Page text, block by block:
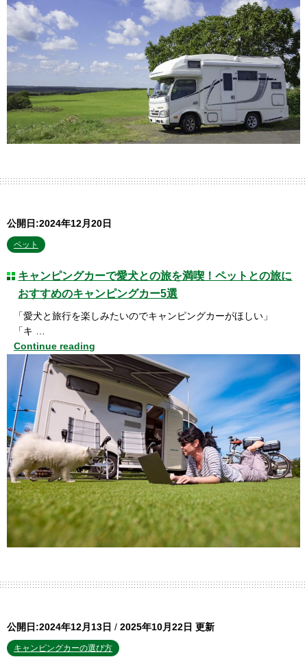
公開日:2024年12月20日
ペット
キャンピングカーで愛犬との旅を満喫！ペットとの旅に
おすすめのキャンピングカー5選
「愛犬と旅行を楽しみたいのでキャンピングカーがほしい」
「キ …
Continue reading
公開日:2024年12月13日 / 2025年10月22日 更新
キャンピングカーの選び方